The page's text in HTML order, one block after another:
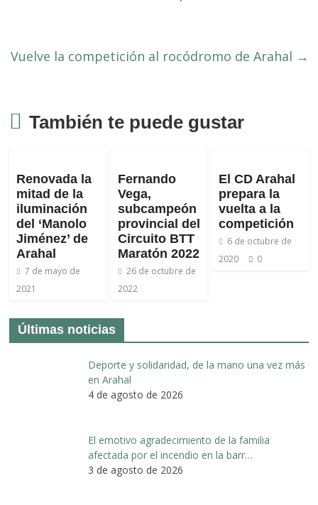
Vuelve la competición al rocódromo de Arahal →
También te puede gustar
Renovada la
mitad de la
iluminación
del ‘Manolo
Jiménez’ de
Arahal
7 de mayo de
2021
Fernando
Vega,
subcampeón
provincial del
Circuito BTT
Maratón 2022
26 de octubre de
2022
El CD Arahal
prepara la
vuelta a la
competición
6 de octubre de
2020
0
Últimas noticias
Deporte y solidaridad, de la mano una vez más
en Arahal
4 de agosto de 2026
El emotivo agradecimiento de la familia
afectada por el incendio en la barr…
3 de agosto de 2026